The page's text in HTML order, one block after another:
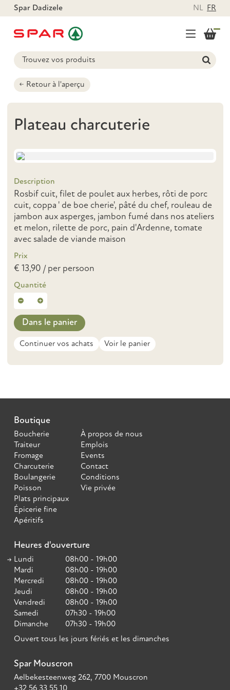
Spar Dadizele NL FR
Retour à l'aperçu
Plateau charcuterie
Description
Rosbif cuit, filet de poulet aux herbes, rôti de porc
cuit, coppa ' de boe cherie', pâté du chef, rouleau de
jambon aux asperges, jambon fumé dans nos ateliers
et melon, rilette de porc, pain d'Ardenne, tomate
avec salade de viande maison
Prix
€ 13,90 / per persoon
Quantité
Dans le panier
Continuer vos achats Voir le panier
Boutique
Boucherie
Traiteur
Fromage
Charcuterie
Boulangerie
Poisson
Plats principaux
Épicerie fine
Apéritifs
À propos de nous
Emplois
Events
Contact
Conditions
Vie privée
Heures d'ouverture
Lundi
08h00 - 19h00
Mardi
08h00 - 19h00
Mercredi
08h00 - 19h00
Jeudi
08h00 - 19h00
Vendredi
08h00 - 19h00
Samedi
07h30 - 19h00
Dimanche
07h30 - 19h00
Ouvert tous les jours fériés et les dimanches
Spar Mouscron
Aelbekesteenweg 262, 7700 Mouscron